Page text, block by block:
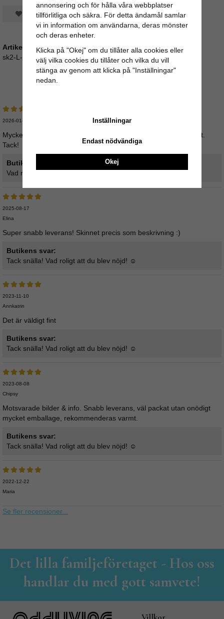
Spara som favorit
Artikelnummer:
sk2-L-90-krull
Medelbetyg
2026-01-26
Mycket vackert fårskinn som blev en väldigt uppskattad present.
Tack!
Butikens svar:
Vad roligt att höra! Tack :)
2025-08-17
Elina
Super snabb leverans! Skinnet precis som beskrivning :)
Butikens svar:
Tack snälla! Vad roligt att du blev nöjd! ☺️
2023-11-10
Annkatrin
Det är väldigt fint
Butikens svar:
Tack snälla! Vad roligt att du blev nöjd! ☺️
2023-08-08
Chipsy
Motsvarade bilder & info. Snabb leverans, väl packat utan onödigt
mycket emballage, rekommenderas varmt.
Butikens svar:
Tack snälla! Vad roligt att du blev nöjd! ☺️
2022-12-22
Maria
Se fler recensioner...
Det lilla familjeföretaget - Hos oss
handlar du med gott samvete!
annonsering och för hålla våra webbplatser
tillförlitliga och säkra. För detta ändamål samlar
vi in information om användarna, deras mönster
och deras enheter.
Klicka på "Okej" om du tillåter alla cookies eller
välj vilka cookies du tillåter och vilka du vill
stänga av genom att klicka på "Inställningar"
nedan.
Inställningar
Endast nödvändiga
Okej